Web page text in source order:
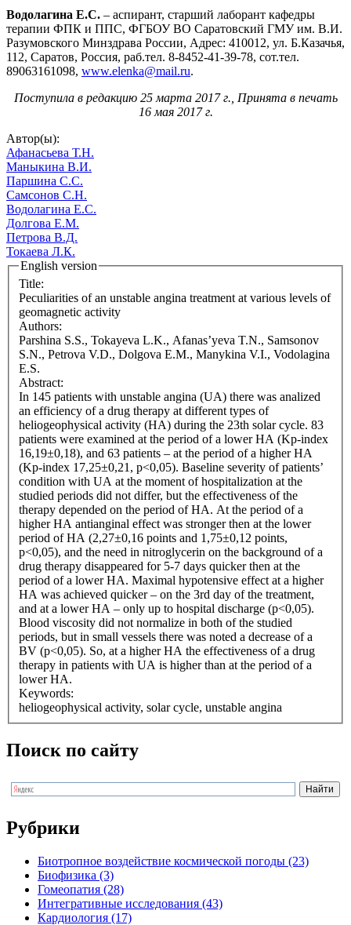
Водолагина Е.С. – аспирант, старший лаборант кафедры
терапии ФПК и ППС, ФГБОУ ВО Саратовский ГМУ им. В.И.
Разумовского Минздрава России, Адрес: 410012, ул. Б.Казачья,
112, Саратов, Россия, раб.тел. 8-8452-41-39-78, сот.тел.
89063161098, www.elenka@mail.ru.
Поступила в редакцию 25 марта 2017 г., Принята в печать
16 мая 2017 г.
Автор(ы):
Афанасьева Т.Н.
Маныкина В.И.
Паршина С.С.
Самсонов С.Н.
Водолагина Е.С.
Долгова Е.М.
Петрова В.Д.
Токаева Л.К.
English version
Title:
Peculiarities of an unstable angina treatment at various levels of
geomagnetic activity
Authors:
Parshina S.S., Tokayeva L.K., Afanas’yeva T.N., Samsonov
S.N., Petrova V.D., Dolgova E.M., Manykina V.I., Vodolagina
E.S.
Abstract:
In 145 patients with unstable angina (UA) there was analized
an efficiency of a drug therapy at different types of
heliogeophysical activity (HA) during the 23th solar cycle. 83
patients were examined at the period of a lower HA (Kp-index
16,19±0,18), and 63 patients – at the period of a higher HA
(Kp-index 17,25±0,21, p<0,05). Baseline severity of patients’
condition with UA at the moment of hospitalization at the
studied periods did not differ, but the effectiveness of the
therapy depended on the period of HA. At the period of a
higher HA antianginal effect was stronger then at the lower
period of HA (2,27±0,16 points and 1,75±0,12 points,
p<0,05), and the need in nitroglycerin on the background of a
drug therapy disappeared for 5-7 days quicker then at the
period of a lower HA. Maximal hypotensive effect at a higher
HA was achieved quicker – on the 3rd day of the treatment,
and at a lower HA – only up to hospital discharge (p<0,05).
Blood viscosity did not normalize in both of the studied
periods, but in small vessels there was noted a decrease of a
BV (p<0,05). So, at a higher HA the effectiveness of a drug
therapy in patients with UA is higher than at the period of a
lower HA.
Keywords:
heliogeophysical activity, solar cycle, unstable angina
Поиск по сайту
Рубрики
Биотропное воздействие космической погоды (23)
Биофизика (3)
Гомеопатия (28)
Интегративные исследования (43)
Кардиология (17)